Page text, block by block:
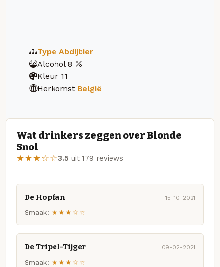
Type Abdijbier
Alcohol 8
Kleur 11
Herkomst België
Wat drinkers zeggen over Blonde
Snol
★★★☆☆3.5 uit 179 reviews
De Hopfan 15-10-2021
Smaak: ★★★☆☆
De Tripel-Tijger 09-02-2021
Smaak: ★★★☆☆